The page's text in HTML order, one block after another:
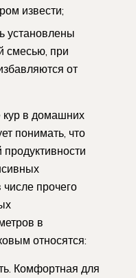
извести;
установлены
смесью, при
от
кур в домашних
понимать, что
прочего
в
относятся:
Комфортная для